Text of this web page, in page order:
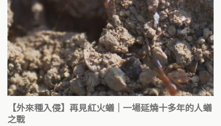
【外來種入侵】再見紅火蟻｜一場延燒十多年的人蟻
之戰